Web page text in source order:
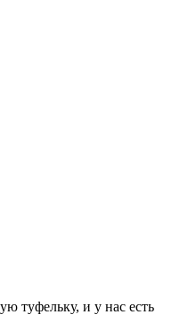
туфельку, и у нас есть